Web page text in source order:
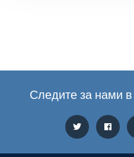
Следите за нами